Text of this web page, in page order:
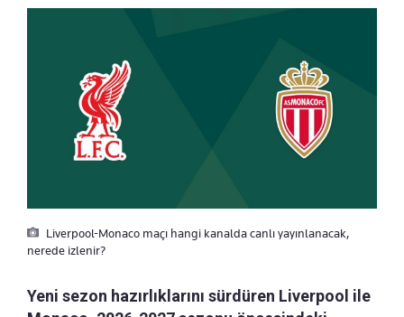
Liverpool-Monaco maçı hangi kanalda canlı yayınlanacak,
nerede izlenir?
Yeni sezon hazırlıklarını sürdüren Liverpool ile